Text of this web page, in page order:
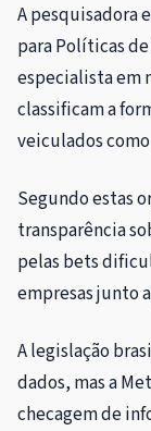
A pesquisadora
para Políticas de
especialista em
classificam a
veiculados
Segundo estas
transparência
pelas bets
empresas junto
A legislação
dados, mas a
checagem de